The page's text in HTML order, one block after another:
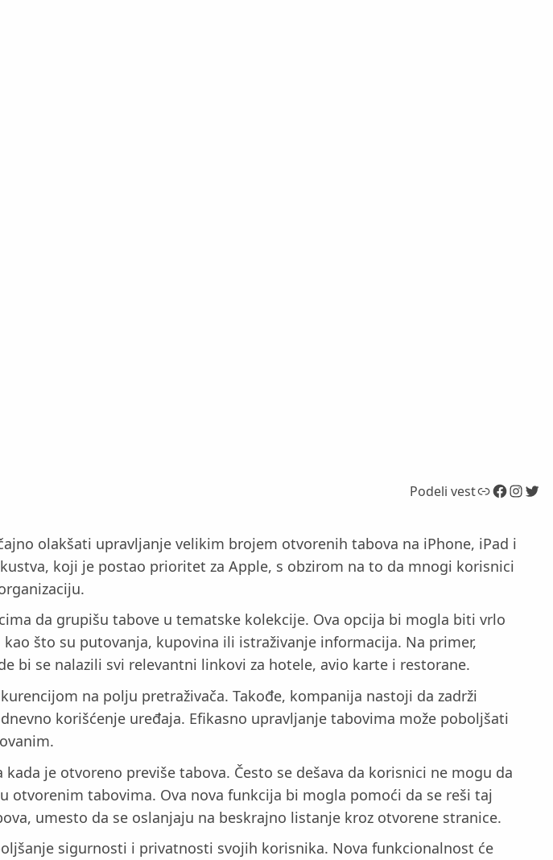
Podeli vestLink Facebook InstagramTwitter
olakšati upravljanje velikim brojem otvorenih tabova na iPhone, iPad i
koji je postao prioritet za Apple, s obzirom na to da mnogi korisnici
da grupišu tabove u tematske kolekcije. Ova opcija bi mogla biti vrlo
što su putovanja, kupovina ili istraživanje informacija. Na primer,
bi se nalazili svi relevantni linkovi za hotele, avio karte i restorane.
na polju pretraživača. Takođe, kompanija nastoji da zadrži
korišćenje uređaja. Efikasno upravljanje tabovima može poboljšati
je otvoreno previše tabova. Često se dešava da korisnici ne mogu da
tabovima. Ova nova funkcija bi mogla pomoći da se reši taj
umesto da se oslanjaju na beskrajno listanje kroz otvorene stranice.
sigurnosti i privatnosti svojih korisnika. Nova funkcionalnost će